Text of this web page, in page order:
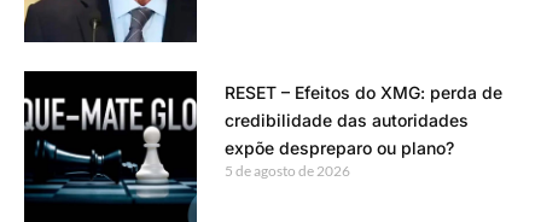
RESET – Efeitos do XMG: perda de
credibilidade das autoridades
expõe despreparo ou plano?
5 de agosto de 2026